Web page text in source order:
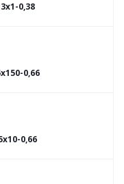
0,38
0,66
0,66